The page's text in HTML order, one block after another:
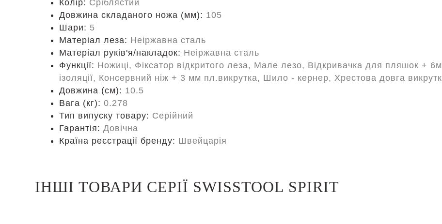
Колір: Сріблястий
Довжина складаного ножа (мм): 105
Шари: 5
Матеріал леза: Неіржавна сталь
Матеріал руків'я/накладок: Неіржавна сталь
Функції: Ножиці, Фіксатор відкритого леза, Мале лезо, Відкривачка для пляшок +
ізоляції, Консервний ніж + 3 мм пл.викрутка, Шило - кернер, Хрестова довга
Довжина (cм): 10.5
Вага (кг): 0.278
Тип випуску товару: Серійний
Гарантія: Довічна
Країна реєстрації бренду: Швейцарія
ІНШІ ТОВАРИ СЕРІЇ SWISSTOOL SPIRIT